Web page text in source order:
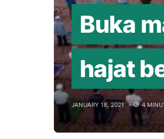
Buka
hajat
JANUARY 18, 2021 4